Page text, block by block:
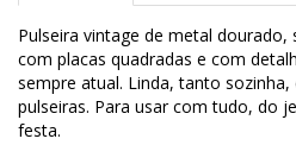
Pulseira vintage de metal dourado,
com placas quadradas e com
sempre atual. Linda, tanto
pulseiras. Para usar com tudo, do
festa.